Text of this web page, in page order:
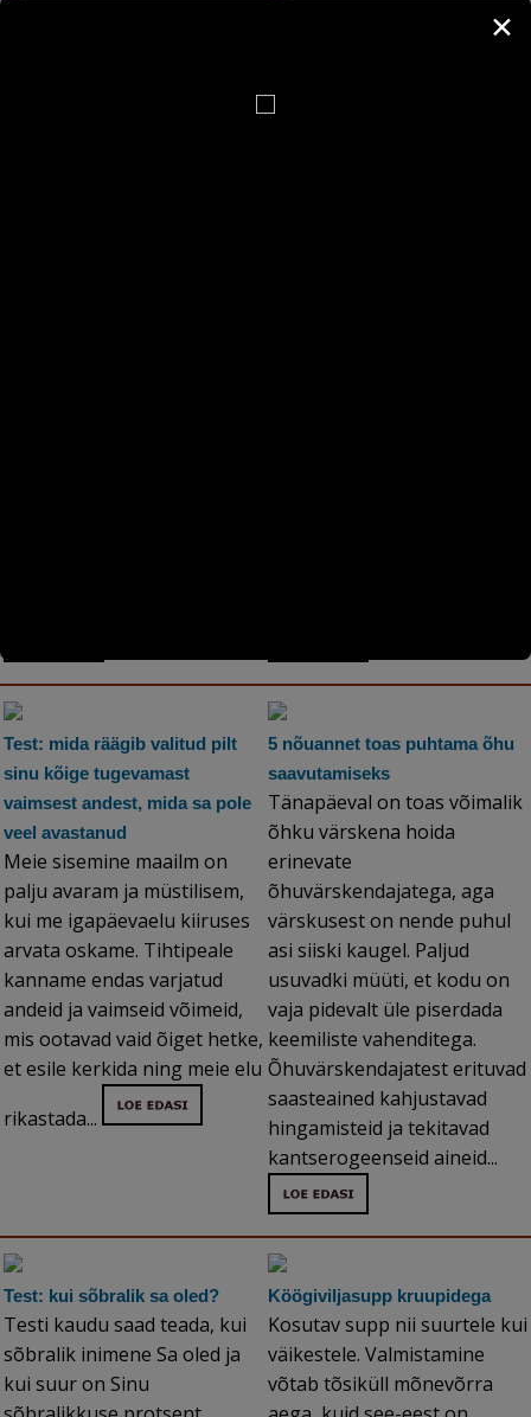
ainult inimese
Test: mida räägib valitud pilt
sinu kõige tugevamast
vaimsest andest, mida sa pole
veel avastanud
Meie sisemine maailm on
palju avaram ja müstilisem,
kui me igapäevaelu kiiruses
arvata oskame. Tihtipeale
kanname endas varjatud
andeid ja vaimseid võimeid,
mis ootavad vaid õiget hetke,
et esile kerkida ning meie elu
rikastada...
5 nõuannet toas puhtama õhu
saavutamiseks
Tänapäeval on toas võimalik
õhku värskena hoida
erinevate
õhuvärskendajatega, aga
värskusest on nende puhul
asi siiski kaugel. Paljud
usuvadki müüti, et kodu on
vaja pidevalt üle piserdada
keemiliste vahenditega.
Õhuvärskendajatest erituvad
saasteained kahjustavad
hingamisteid ja tekitavad
kantserogeenseid aineid...
Test: kui sõbralik sa oled?
Testi kaudu saad teada, kui
sõbralik inimene Sa oled ja
kui suur on Sinu
Köögiviljasupp kruupidega
Kosutav supp nii suurtele kui
väikestele. Valmistamine
võtab tõsiküll mõnevõrra
✕